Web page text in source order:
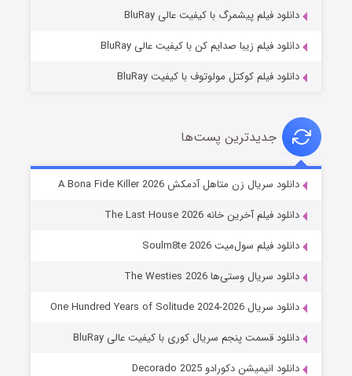
شوگر فصل ۲
دانلود فیلم پیشمرگ با کیفیت عالی BluRay
دانلود فیلم زیبا صدایم کن با کیفیت عالی BluRay
دانلود فیلم کوکتل مولوتوف با کیفیت BluRay
جدیدترین پست‌ها
دانلود سریال زن متاهل آدمکش A Bona Fide Killer 2026
دانلود فیلم آخرین خانه The Last House 2026
دانلود فیلم سول‌میت Soulm8te 2026
دانلود سریال وستی‌ها The Westies 2026
دانلود سریال One Hundred Years of Solitude 2024-2026
دانلود قسمت پنجم سریال کوری با کیفیت عالی BluRay
دانلود انیمیشن دکورادو Decorado 2025